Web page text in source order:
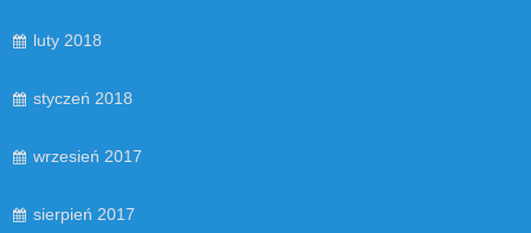
luty 2018
styczeń 2018
wrzesień 2017
sierpień 2017